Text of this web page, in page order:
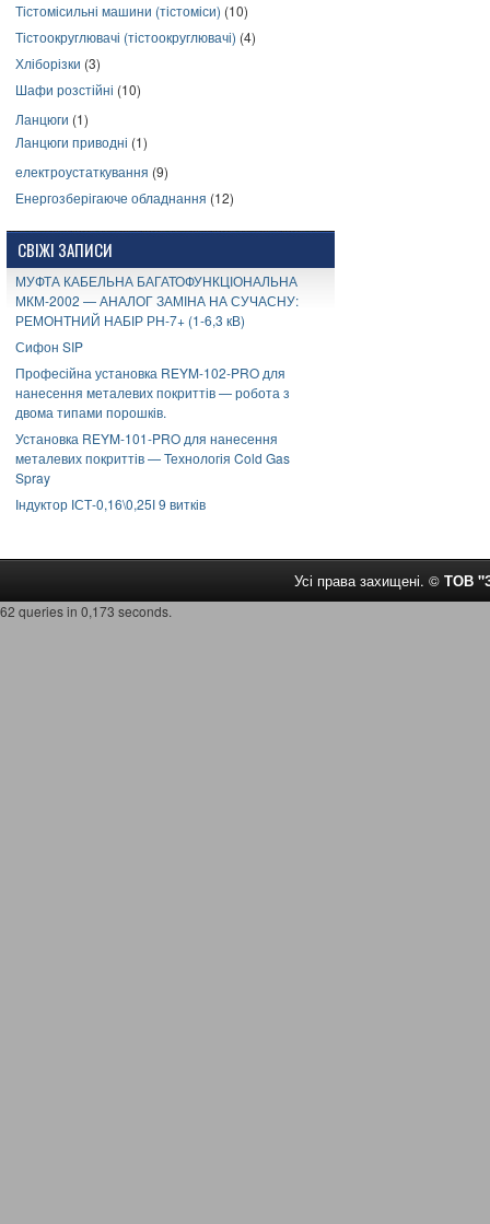
Тістомісильні машини (тістоміси) (10)
Тістоокруглювачі (тістоокруглювачі) (4)
Хліборізки (3)
Шафи розстійні (10)
Ланцюги (1)
Ланцюги приводні (1)
електроустаткування (9)
Енергозберігаюче обладнання (12)
СВІЖІ ЗАПИСИ
МУФТА КАБЕЛЬНА БАГАТОФУНКЦІОНАЛЬНА
МКМ-2002 — АНАЛОГ ЗАМІНА НА СУЧАСНУ:
РЕМОНТНИЙ НАБІР РН-7+ (1-6,3 кВ)
Сифон SIP
Професійна установка REYM-102-PRO для
нанесення металевих покриттів — робота з
двома типами порошків.
Установка REYM-101-PRO для нанесення
металевих покриттів — Технологія Cold Gas
Spray
Індуктор ІСТ-0,16\0,25І 9 витків
Усі права захищені. © ТОВ
62 queries in 0,173 seconds.